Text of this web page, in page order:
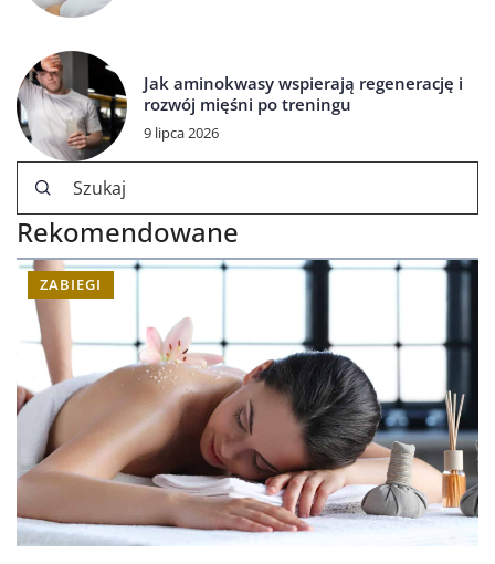
Jak aminokwasy wspierają regenerację i
rozwój mięśni po treningu
9 lipca 2026
Rekomendowane
ZABIEGI